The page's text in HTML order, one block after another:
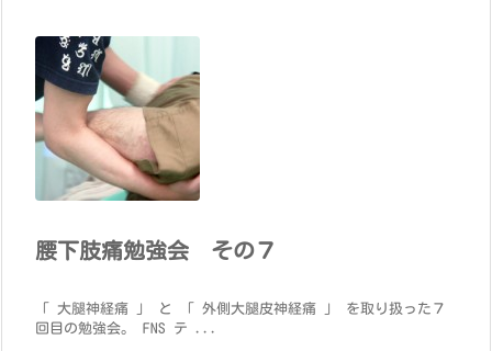
腰下肢痛勉強会 その７
「 大腿神経痛 」 と 「 外側大腿皮神経痛 」 を取り扱った７
回目の勉強会。 FNS テ ...